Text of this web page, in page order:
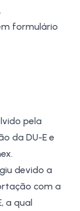
formulário
pela
da DU-E e
devido a
com a
a qual